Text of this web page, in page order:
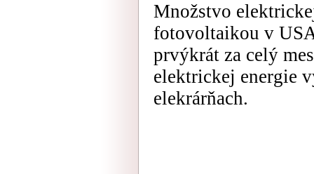
Množstvo
fotovoltaikou v
prvýkrát za celý
elektrickej energie
elekrárňach.